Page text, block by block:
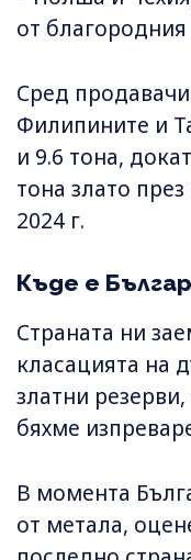
от
Сред
Филипините и
и 9.6 тона,
тона злато
2024 г.
Къде е
Страната ни
класацията на
златни
бяхме
В момента
от метала,